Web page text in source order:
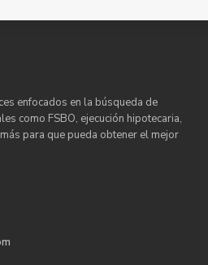
enfocados en la búsqueda de
como FSBO, ejecución hipotecaria,
para que pueda obtener el mejor